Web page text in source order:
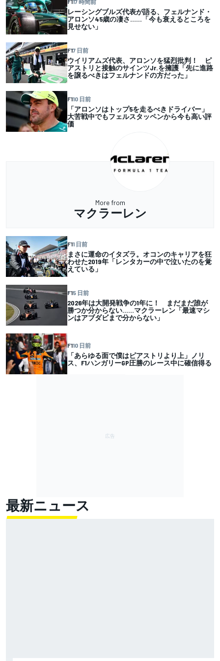
レーシングブルズ代表が語る、フェルナンド・
アロンソ45歳の凄さ……「今も衰えるところを
見せない」
F17 日前
ウイリアムズ代表、アロンソを猛烈批判！ ピ
アストリと接触のサインツJr.を擁護「先に進路
を譲るべきはフェルナンドの方だった」
F110 日前
「アロンソはトップ5を走るべきドライバー」
大苦戦中でもフェルスタッペンから今も高い評
価
More from
マクラーレン
F11 日前
まさに運命のイタズラ。オコンのキャリアを狂
わせた2019年「レンタカーの中で泣いたのを覚
えている」
F15 日前
2026年は大開発戦争の1年に！ まだまだ誰が
勝つか分からない……マクラーレン「最速マシ
ンはアブダビまで分からない」
F110 日前
「あらゆる面で僕はピアストリより上」ノリ
ス、F1ハンガリーGP圧勝のレース中に確信得る
最新ニュース